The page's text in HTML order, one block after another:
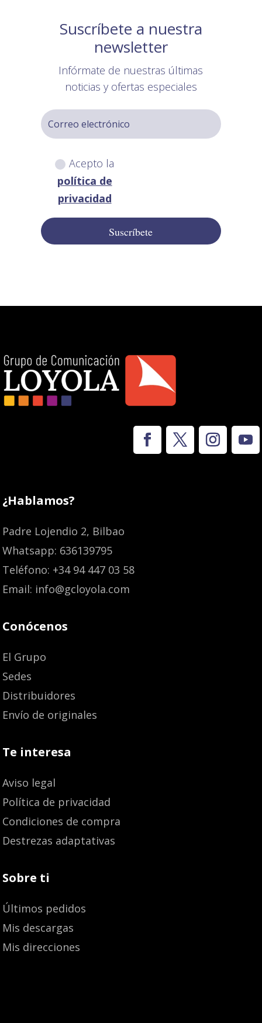
Suscríbete a nuestra
newsletter
Infórmate de nuestras últimas
noticias y ofertas especiales
Acepto la
política de
privacidad
Suscríbete
¿Hablamos?
Padre Lojendio 2, Bilbao
Whatsapp: 636139795
Teléfono: +34 94 447 03 58
Email: info@gcloyola.com
Conócenos
El Grupo
Sedes
Distribuidores
Envío de originales
Te interesa
Aviso legal
Política de privacidad
Condiciones de compra
Destrezas adaptativas
Sobre ti
Últimos pedidos
Mis descargas
Mis direcciones